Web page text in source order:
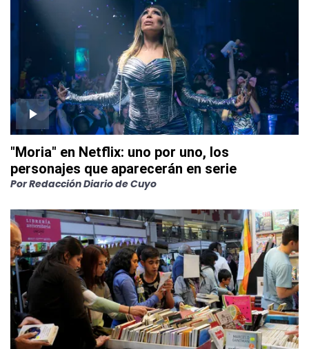
"Moria" en Netflix: uno por uno, los
personajes que aparecerán en serie
PorRedacción Diario de Cuyo